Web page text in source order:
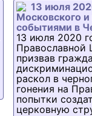
13 июля
Московского и
событиями в
13 июля 2020
Православной
призвав
раскол в
гонения на
попытки
церковную